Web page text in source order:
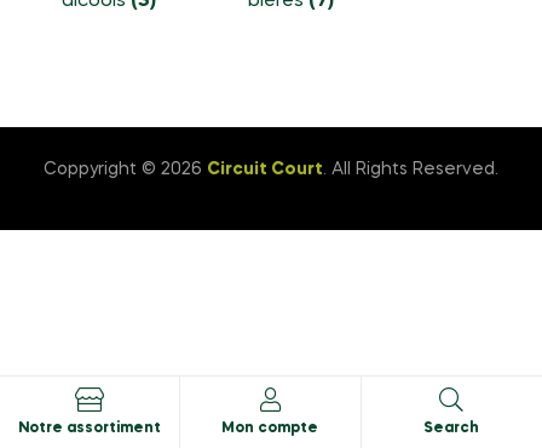
Coppyright © 2026 Circuit Court. All Rights Reserved.
Notre assortiment Mon compte Search